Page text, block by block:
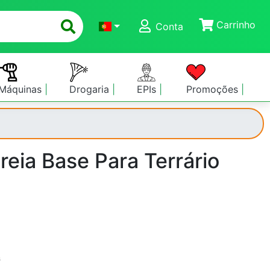
Conta
Carrinho
Drogaria EPIs Promoções
Base Para Terrário